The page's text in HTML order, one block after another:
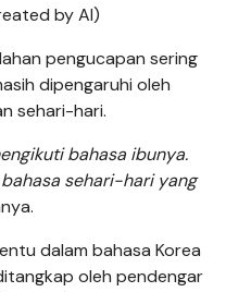
by AI)
pengucapan sering
dipengaruhi oleh
sehari-hari.
bahasa ibunya.
sehari-hari yang
dalam bahasa Korea
oleh pendengar